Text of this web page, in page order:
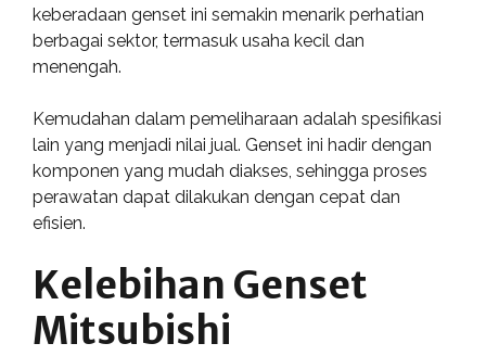
keberadaan genset ini semakin menarik perhatian
berbagai sektor, termasuk usaha kecil dan
menengah.
Kemudahan dalam pemeliharaan adalah spesifikasi
lain yang menjadi nilai jual. Genset ini hadir dengan
komponen yang mudah diakses, sehingga proses
perawatan dapat dilakukan dengan cepat dan
efisien.
Kelebihan Genset
Mitsubishi